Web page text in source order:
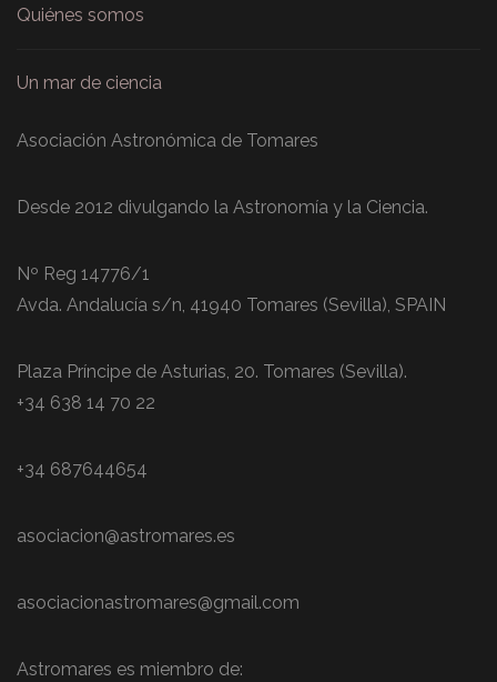
Quiénes somos
Un mar de ciencia
Asociación Astronómica de Tomares
Desde 2012 divulgando la Astronomía y la Ciencia.
Nº Reg 14776/1
Avda. Andalucía s/n, 41940 Tomares (Sevilla), SPAIN
Plaza Príncipe de Asturias, 20. Tomares (Sevilla).
+34 638 14 70 22
+34 687644654
asociacion@astromares.es
asociacionastromares@gmail.com
Astromares es miembro de: